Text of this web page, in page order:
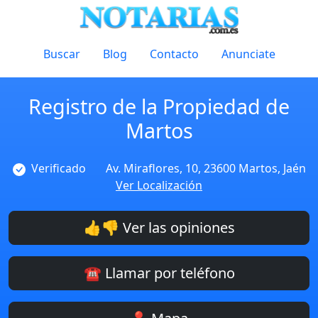
Buscar Blog Contacto Anunciate
Registro de la Propiedad de
Martos
Verificado
Av. Miraflores, 10, 23600 Martos, Jaén
Ver Localización
👍👎 Ver las opiniones
☎️ Llamar por teléfono